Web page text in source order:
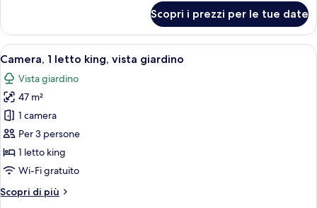
alla
piscina,
vista
piscina
(Pool
Access)
Premium,
letto
accesso
alla
piscina,
vista
piscina
(Pool
Access)
Scopri i prezzi per le tue date
Apri
tutte
le
foto
per
Camera,
1
letto
vista
Una camera d'hotel con un letto,
7
Camera, 1 letto king, vista giardino
Vista giardino
47 m²
1 camera
Per 3 persone
1 letto king
Wi-Fi gratuito
Scopri di più
Altri